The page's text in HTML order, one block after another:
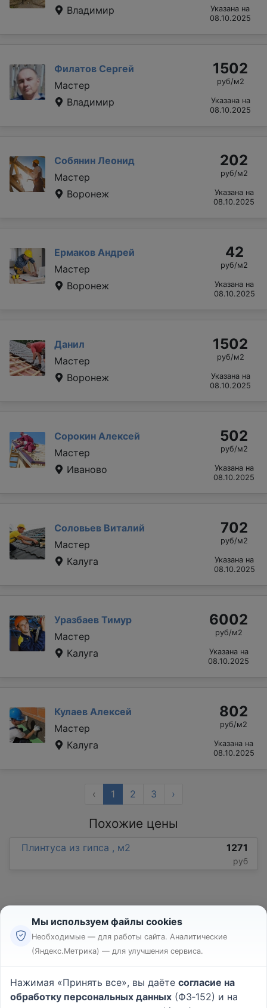
Владимир
Указана на
08.10.2025
Филатов Сергей
Мастер
Владимир
1502
руб/м2
Указана на
08.10.2025
Собянин Леонид
Мастер
Воронеж
202
руб/м2
Указана на
08.10.2025
Ермаков Андрей
Мастер
Воронеж
42
руб/м2
Указана на
08.10.2025
Данил
Мастер
Воронеж
1502
руб/м2
Указана на
08.10.2025
Сорокин Алексей
Мастер
Иваново
502
руб/м2
Указана на
08.10.2025
Соловьев Виталий
Мастер
Калуга
702
руб/м2
Указана на
08.10.2025
Уразбаев Тимур
Мастер
Калуга
6002
руб/м2
Указана на
08.10.2025
Кулаев Алексей
Мастер
Калуга
802
руб/м2
Указана на
08.10.2025
‹ 1 2 3 ›
Похожие цены
Плинтуса из гипса , м2 1271
руб
Реклама
Пользовательское соглашение
Политика конфиденциальности
Мы используем файлы cookies
Необходимые — для работы сайта. Аналитические
(Яндекс.Метрика) — для улучшения сервиса.
Нажимая «Принять все», вы даёте согласие на
обработку персональных данных (ФЗ‑152) и на